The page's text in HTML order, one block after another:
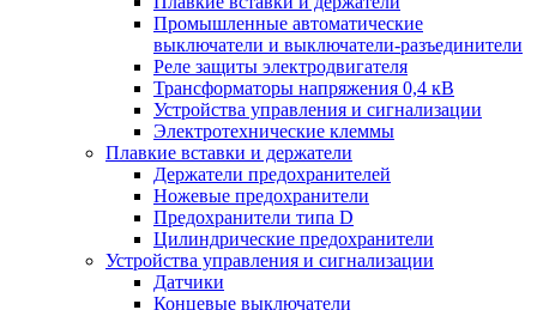
Промышленные автоматические
выключатели и выключатели-разъединители
Реле защиты электродвигателя
Трансформаторы напряжения 0,4 кВ
Устройства управления и сигнализации
Электротехнические клеммы
Плавкие вставки и держатели
Держатели предохранителей
Ножевые предохранители
Предохранители типа D
Цилиндрические предохранители
Устройства управления и сигнализации
Датчики
Концевые выключатели